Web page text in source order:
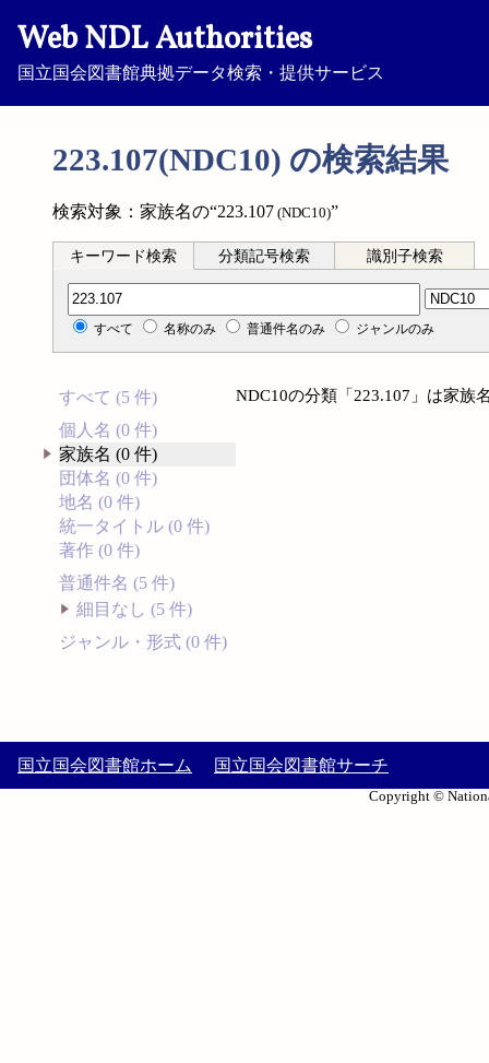
Web NDL Authorities
国立国会図書館典拠データ検索・提供サービス
223.107(NDC10) の検索結果
検索対象：家族名の“223.107 (NDC10)”
キーワード検索 分類記号検索 識別子検索
分類記号検索
すべて 名称のみ 普通件名のみ ジャンルのみ
すべて (5 件)
個人名 (0 件)
家族名 (0 件)
団体名 (0 件)
地名 (0 件)
統一タイトル (0 件)
著作 (0 件)
普通件名 (5 件)
細目なし (5 件)
ジャンル・形式 (0 件)
NDC10の分類「223.107」は家族
国立国会図書館ホーム 国立国会図書館サーチ
Copyright ©